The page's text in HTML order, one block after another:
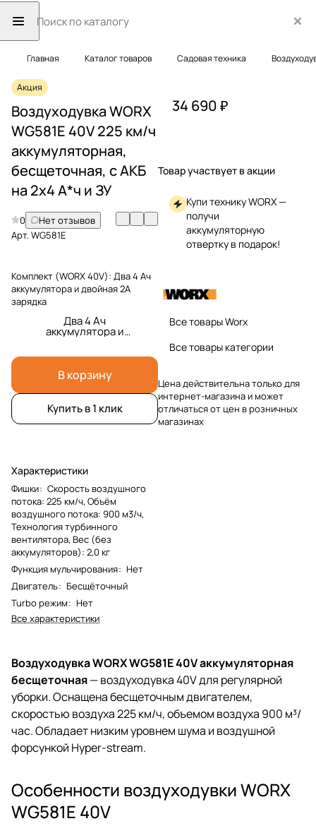
Главная Каталог товаров Садовая техника
Акция
Воздуходувка WORX
WG581E 40V 225 км/ч
аккумуляторная,
бесщеточная, с АКБ
на 2х4 А*ч и ЗУ
0
Нет отзывов
Арт.WG581E
Комплект (WORX 40V): Два 4 Ач
аккумулятора и двойная 2А
зарядка
Два 4 Ач
аккумулятора и
двойная 2А зарядка
В корзину
Купить в 1 клик
Характеристики
Фишки: Скорость воздушного
потока: 225 км/ч, Объём
воздушного потока: 900 м3/ч,
Технология турбинного
вентилятора, Вес (без
аккумуляторов): 2,0 кг
Функция мульчирования: Нет
Двигатель: Бесщёточный
Turbo режим: Нет
Все характеристики
34 690 ₽
Товар участвует в акции
Купи технику WORX —
получи
аккумуляторную
отвертку в подарок!
Все товары Worx
Все товары категории
Цена действительна только для
интернет-магазина и может
отличаться от цен в розничных
магазинах
Воздуходувка WORX WG581E 40V аккумуляторная
бесщеточная— воздуходувка 40V для регулярной
уборки. Оснащена бесщеточным двигателем,
скоростью воздуха 225 км/ч, объемом воздуха 900 м³/
час. Обладает низким уровнем шума и воздушной
форсункой Hyper-stream.
Особенности воздуходувки WORX
WG581E 40V